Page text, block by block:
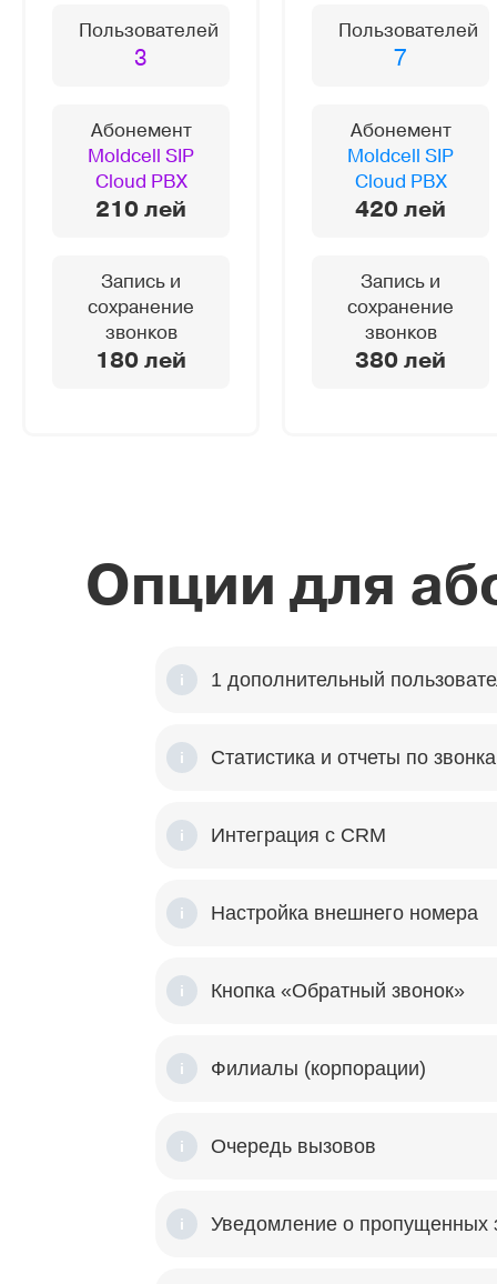
Пользователей
3
Абонемент
Moldcell SIP
Cloud PBX
210 лей
Запись и
сохранение
звонков
180 лей
Пользователей
7
Абонемент
Moldcell SIP
Cloud PBX
420 лей
Запись и
сохранение
звонков
380 лей
Опции для
i 1 дополнительный
i Статистика и отчеты по
i Интеграция с CRM
i Настройка внешнего номера
i Кнопка «Обратный звонок»
i Филиалы (корпорации)
i Очередь вызовов
i Уведомление о пропущенных